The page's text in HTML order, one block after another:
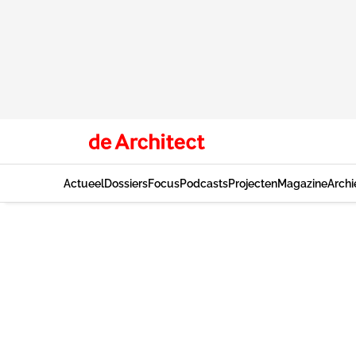
ActueelDossiersFocusPodcastsProjectenMagazine